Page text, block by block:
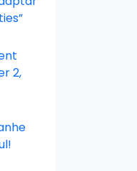
2,